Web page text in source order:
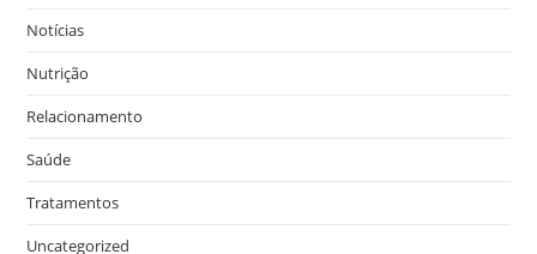
Notícias
Nutrição
Relacionamento
Saúde
Tratamentos
Uncategorized